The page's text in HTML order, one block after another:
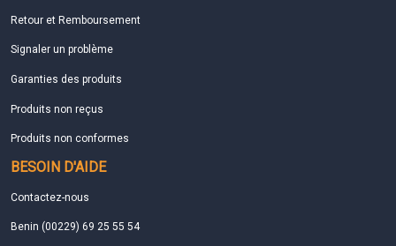
Retour et Remboursement
Signaler un problème
Garanties des produits
Produits non reçus
Produits non conformes
BESOIN D'AIDE
Contactez-nous
Benin (00229) 69 25 55 54